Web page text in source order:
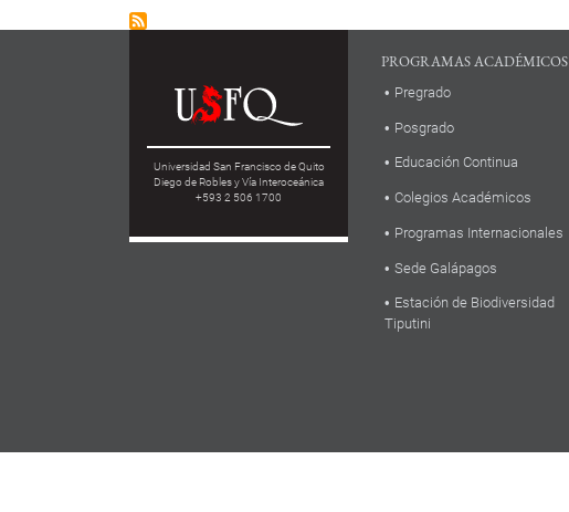
Universidad San Francisco de Quito
Diego de Robles y Vía Interoceánica
+593 2 506 1700
PROGRAMAS ACADÉMICOS
Pregrado
Posgrado
Educación Continua
Colegios Académicos
Programas Internacionales
Sede Galápagos
Estación de Biodiversidad
Tiputini